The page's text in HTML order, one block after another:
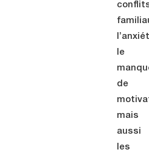
le
de
mais
aussi
les